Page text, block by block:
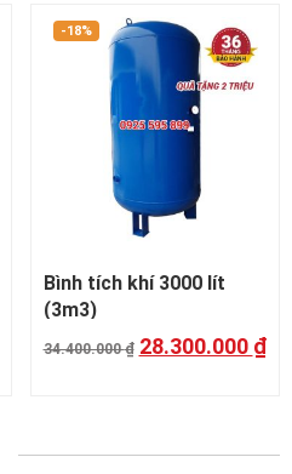
-18%
Bình tích khí 3000 lít
(3m3)
34.400.000₫ 28.300.000 ₫